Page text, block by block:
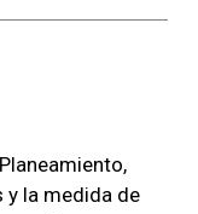
y la medida de